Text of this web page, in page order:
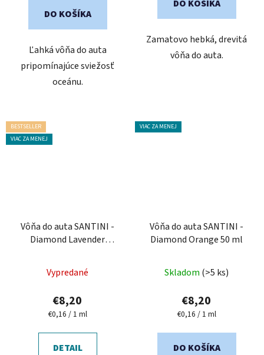
z
DO KOŠÍKA
Ľahká vôňa do auta
pripomínajúce sviežosť
oceánu.
z
hviezdičiek.
DO KOŠÍKA
Zamatovo hebká, drevitá
vôňa do auta.
BESTSELLER
VIAC ZA MENEJ
Vôňa do auta SANTINI -
Diamond Lavender
hodnotenie
produktu
je
z
Vypredané
€8,20
Jednotková
€0,16 / 1 ml
DETAIL
VIAC ZA MENEJ
Vôňa do auta SANTINI -
Diamond Orange 50 ml
hodnotenie
produktu
je
z
Skladom (>5 ks)
€8,20
Jednotková
€0,16 / 1 ml
DO KOŠÍKA